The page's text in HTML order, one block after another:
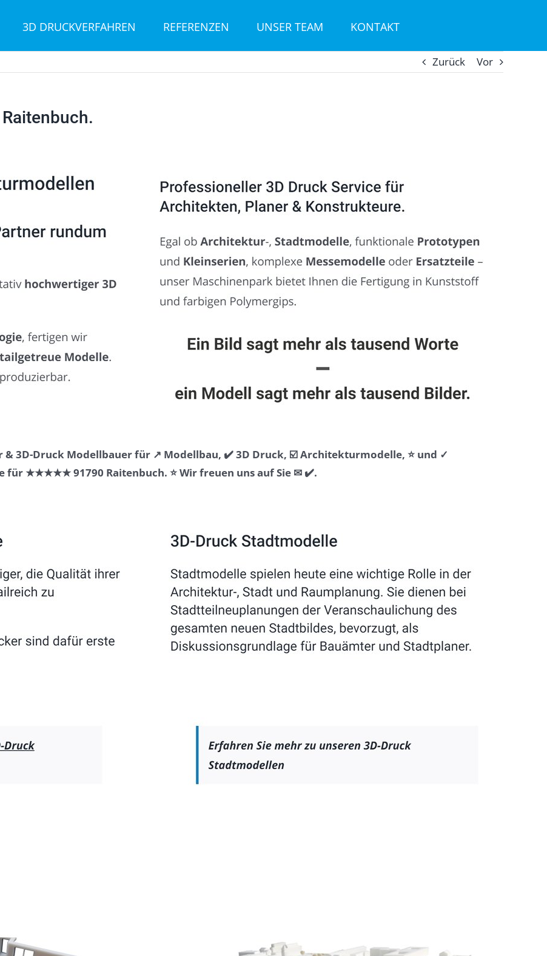
3D DRUCKVERFAHREN REFERENZEN UNSER TEAM KONTAKT
Zurück Vor
3D-Druck Modellbauer für ↗️ Modellbau, ✔️ 3D Druck, ☑️ Architekturmodelle, ⭐ und ✓
★★★★★ 91790 Raitenbuch. ⭐ Wir freuen uns auf Sie ✉ ✔️.